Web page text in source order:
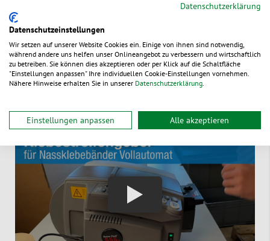
Der große Wassertank mit Heizung sorgt für
kontinuierliche Klebkraft, während das robuste Gehäuse
Langlebigkeit gewährleistet. Ideal für
Versandabteilungen, Logistikzentren oder Packstationen,
die auf Effizienz, Sauberkeit und stabile Verbindungen
Datenschutzerklärung
Datenschutzeinstellungen
Wir setzen auf unserer Website Cookies ein. Einige von ihnen sind notwendig,
während andere uns helfen unser Onlineangebot zu verbessern und wirtschaftlich
zu betreiben. Sie können dies akzeptieren oder per Klick auf die Schaltfläche
"Einstellungen anpassen" Ihre individuellen Cookie-Einstellungen vornehmen.
Nähere Hinweise erhalten Sie in unserer Datenschutzerklärung.
Einstellungen anpassen Alle akzeptieren